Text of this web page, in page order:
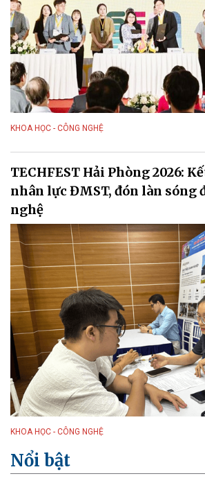
KHOA HỌC - CÔNG NGHỆ
TECHFEST Hải Phòng 2026:
nhân lực ĐMST, đón làn sóng
nghệ
KHOA HỌC - CÔNG NGHỆ
Nổi bật